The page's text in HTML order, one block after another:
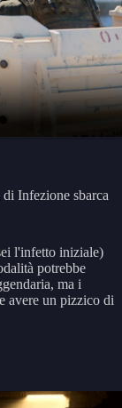
Infezione sbarca
l'infetto iniziale)
potrebbe
ma i
avere un pizzico di